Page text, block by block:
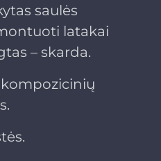
saulės
latakai
– skarda.